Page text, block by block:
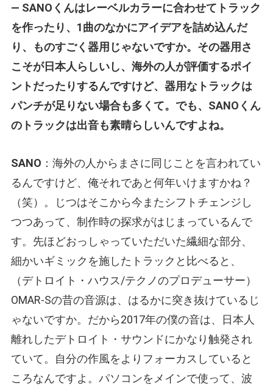
— SANOくんはレーベルカラーに合わせてトラック
を作ったり、1曲のなかにアイデアを詰め込んだ
り、ものすごく器用じゃないですか。その器用さ
こそが日本人らしいし、海外の人が評価するポイ
ントだったりするんですけど、器用なトラックは
パンチが足りない場合も多くて。でも、SANOくん
のトラックは出音も素晴らしいんですよね。
SANO ：海外の人からまさに同じことを言われてい
るんですけど、俺それであと何年いけますかね？
（笑）。じつはそこから今またシフトチェンジし
つつあって、制作時の探求がはじまっているんで
す。先ほどおっしゃっていただいた繊細な部分、
細かいギミックを施したトラックと比べると、
（デトロイト・ハウス/テクノのプロデューサー）
OMAR-Sの昔の音源は、はるかに突き抜けているじ
ゃないですか。だから2017年の僕の音は、日本人
離れしたデトロイト・サウンドにかなり触発され
ていて。自分の作風をよりフォーカスしていると
ころなんですよ。パソコンをメインで使って、波